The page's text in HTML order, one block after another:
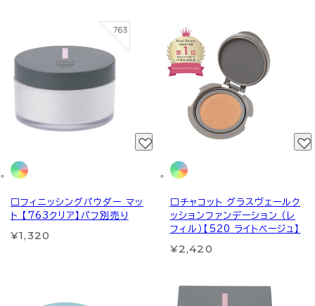
□フィニッシングパウダー マッ
ト 【763クリア】パフ別売り
¥1,320
□チャコット グラスヴェールク
ッションファンデーション （レ
フィル）【520 ライトベージュ】
¥2,420